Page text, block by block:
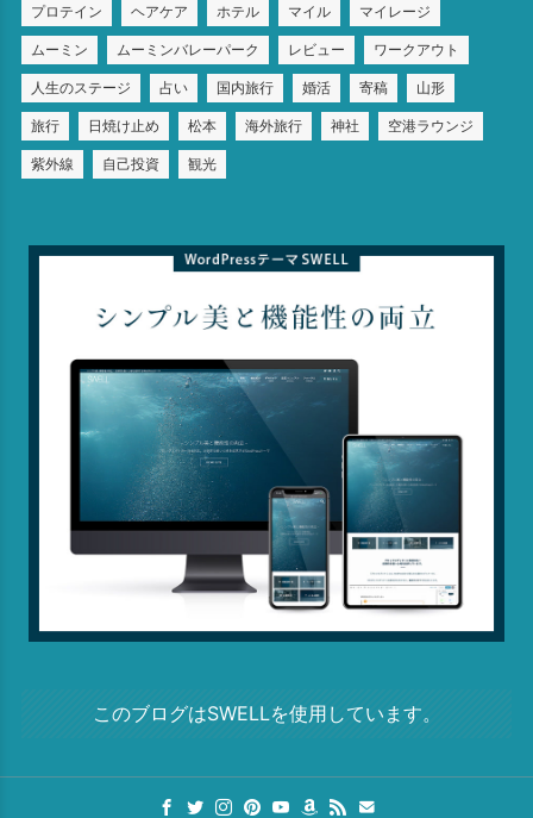
プロテイン ヘアケア ホテル マイル マイレージ
ムーミン ムーミンバレーパーク レビュー ワークアウト
人生のステージ 占い 国内旅行 婚活 寄稿 山形
旅行 日焼け止め 松本 海外旅行 神社 空港ラウンジ
紫外線 自己投資 観光
このブログはSWELLを使用しています。